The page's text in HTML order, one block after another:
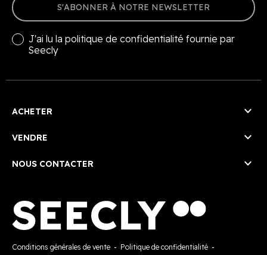
S'ABONNER À NOTRE NEWSLETTER
J'ai lu la politique de confidentialité fournie par
Seecly
ACHETER 
VENDRE 
NOUS CONTACTER 
Conditions générales de vente - Politique de confidentialité -